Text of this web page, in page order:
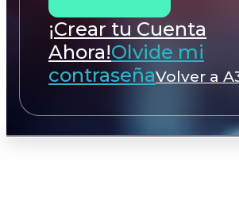
¡Crear tu Cuenta
Ahora!Olvide mi
contraseñaVolver a